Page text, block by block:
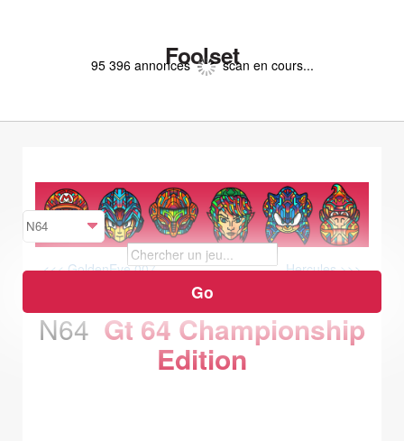
Foolset
95 396 annonces scan en cours...
<<< GoldenEye 007 Hercules >>>
N64 Gt 64 Championship
Edition